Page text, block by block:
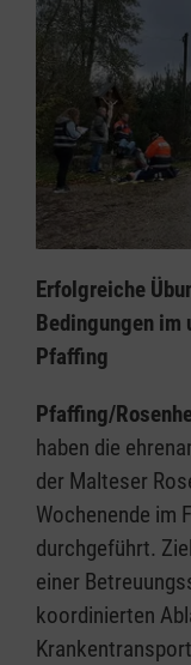
Erfolgreiche
Bedingungen im
Pfaffing
Pfaffing/
haben die
der Malteser
Wochenende im
durchgeführt.
einer
koordinierten